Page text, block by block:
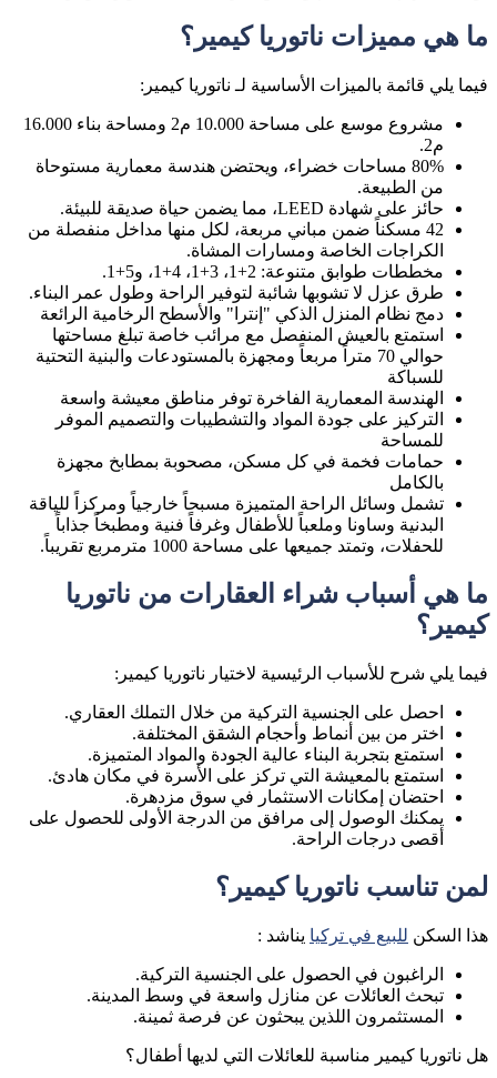
ما هي مميزات ناتوريا كيمير؟
فيما يلي قائمة بالميزات الأساسية لـ ناتوريا كيمير:
مشروع موسع على مساحة 10.000 م2 ومساحة بناء 16.000
م2.
80% مساحات خضراء، ويحتضن هندسة معمارية مستوحاة
من الطبيعة.
حائز على شهادة LEED، مما يضمن حياة صديقة للبيئة.
42 مسكناً ضمن مباني مربعة، لكل منها مداخل منفصلة من
الكراجات الخاصة ومسارات المشاة.
مخططات طوابق متنوعة: 2+1، 3+1، 4+1، و5+1.
طرق عزل لا تشوبها شائبة لتوفير الراحة وطول عمر البناء.
دمج نظام المنزل الذكي "إنترا" والأسطح الرخامية الرائعة
استمتع بالعيش المنفصل مع مرائب خاصة تبلغ مساحتها
حوالي 70 متراً مربعاً ومجهزة بالمستودعات والبنية التحتية
للسباكة
الهندسة المعمارية الفاخرة توفر مناطق معيشة واسعة
التركيز على جودة المواد والتشطيبات والتصميم الموفر
للمساحة
حمامات فخمة في كل مسكن، مصحوبة بمطابخ مجهزة
بالكامل
تشمل وسائل الراحة المتميزة مسبحاً خارجياً ومركزاً للياقة
البدنية وساونا وملعباً للأطفال وغرفاً فنية ومطبخاً جذاباً
للحفلات، وتمتد جميعها على مساحة 1000 مترمربع تقريباً.
ما هي أسباب شراء العقارات من ناتوريا
كيمير؟
فيما يلي شرح للأسباب الرئيسية لاختيار ناتوريا كيمير:
احصل على الجنسية التركية من خلال التملك العقاري.
اختر من بين أنماط وأحجام الشقق المختلفة.
استمتع بتجربة البناء عالية الجودة والمواد المتميزة.
استمتع بالمعيشة التي تركز على الأسرة في مكان هادئ.
احتضان إمكانات الاستثمار في سوق مزدهرة.
يمكنك الوصول إلى مرافق من الدرجة الأولى للحصول على
أقصى درجات الراحة.
لمن تناسب ناتوريا كيمير؟
هذا السكن للبيع في تركيا يناشد :
الراغبون في الحصول على الجنسية التركية.
تبحث العائلات عن منازل واسعة في وسط المدينة.
المستثمرون اللذين يبحثون عن فرصة ثمينة.
هل ناتوريا كيمير مناسبة للعائلات التي لديها أطفال؟